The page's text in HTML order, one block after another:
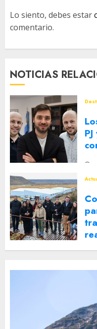
Lo siento, debes estar
comentario.
NOTICIAS